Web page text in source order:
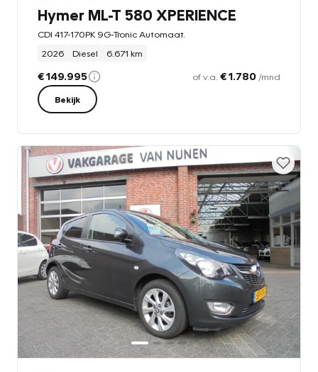
Hymer ML-T 580 XPERIENCE
CDI 417-170PK 9G-Tronic Automaat.
2026
Diesel 6.671 km
€ 149.995 of v.a. € 1.780 /mnd
Bekijk